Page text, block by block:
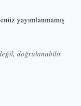
yayımlanmamış
doğrulanabilir